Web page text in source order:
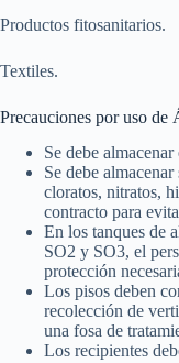
Productos fitosanitarios.
Textiles.
Precauciones por uso
Se debe
Se debe
cloratos, nitratos,
contracto para
En los tanques de
SO2 y SO3, el
protección
Los pisos deben
recolección de
una fosa de
Los recipientes